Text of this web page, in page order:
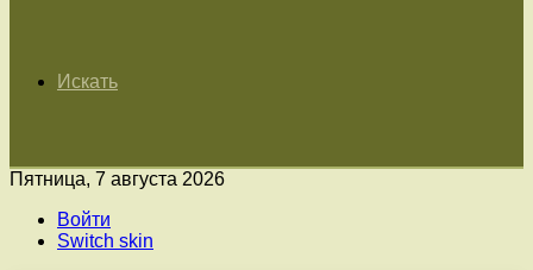
Искать
Пятница, 7 августа 2026
Войти
Switch skin